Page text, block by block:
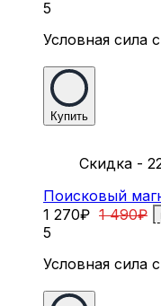
5
Условная сила
Купить
Скидка -
Поисковый
1 270₽ 1 490₽
5
Условная сила